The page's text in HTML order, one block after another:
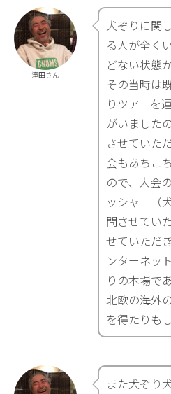
滝田さん
犬ぞりに関
る人が全く
どない状態
その当時は
りツアーを
がいました
させていた
会もあちこ
ので、大会
ッシャー（
問させてい
せていただ
ンターネッ
りの本場で
北欧の海外
を得たりも
また犬ぞり